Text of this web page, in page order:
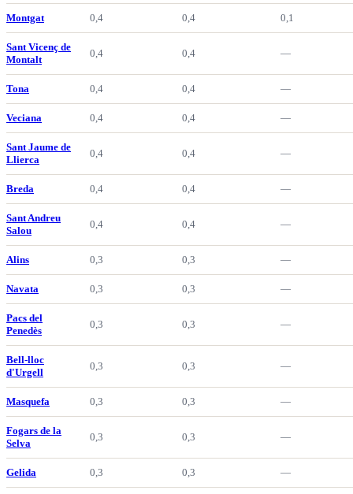
Montgat 0,4 0,4 0,1
Sant Vicenç de
Montalt
0,4 0,4 —
Tona 0,4 0,4 —
Veciana 0,4 0,4 —
Sant Jaume de
Llierca
0,4 0,4 —
Breda 0,4 0,4 —
Sant Andreu
Salou
0,4 0,4 —
Alins 0,3 0,3 —
Navata 0,3 0,3 —
Pacs del
Penedès
0,3 0,3 —
Bell-lloc
d'Urgell
0,3 0,3 —
Masquefa 0,3 0,3 —
Fogars de la
Selva
0,3 0,3 —
Gelida 0,3 0,3 —